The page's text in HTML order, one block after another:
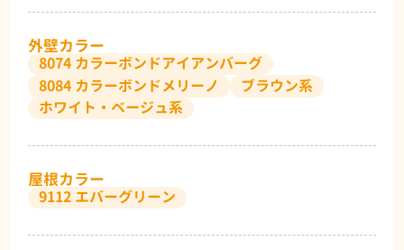
外壁カラー
8074 カラーボンドアイアンバーグ
8084 カラーボンドメリーノ
ブラウン系
ホワイト・ベージュ系
屋根カラー
9112 エバーグリーン